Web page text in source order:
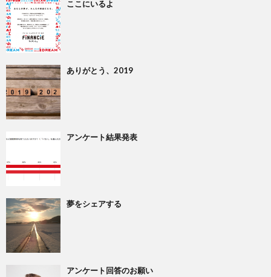
ここにいるよ
ありがとう、2019
アンケート結果発表
夢をシェアする
アンケート回答のお願い